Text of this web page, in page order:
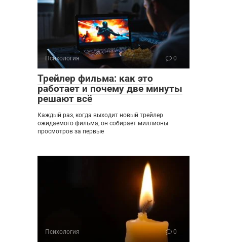
Психология 0
Трейлер фильма: как это
работает и почему две минуты
решают всё
Каждый раз, когда выходит новый трейлер
ожидаемого фильма, он собирает миллионы
просмотров за первые
Психология 0